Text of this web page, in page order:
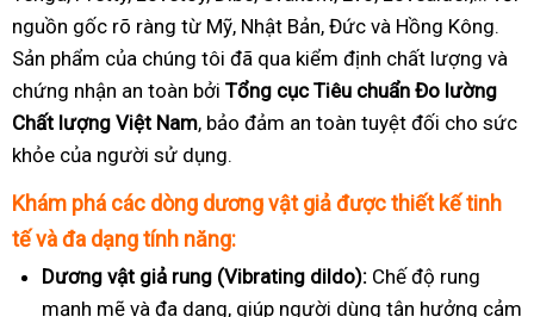
nguồn gốc rõ ràng từ Mỹ, Nhật Bản, Đức và Hồng Kông.
Sản phẩm của chúng tôi đã qua kiểm định chất lượng và
chứng nhận an toàn bởi Tổng cục Tiêu chuẩn Đo lường
Chất lượng Việt Nam, bảo đảm an toàn tuyệt đối cho sức
khỏe của người sử dụng.
Khám phá các dòng dương vật giả được thiết kế tinh
tế và đa dạng tính năng:
Dương vật giả rung (Vibrating dildo): Chế độ rung
mạnh mẽ và đa dạng, giúp người dùng tận hưởng cảm